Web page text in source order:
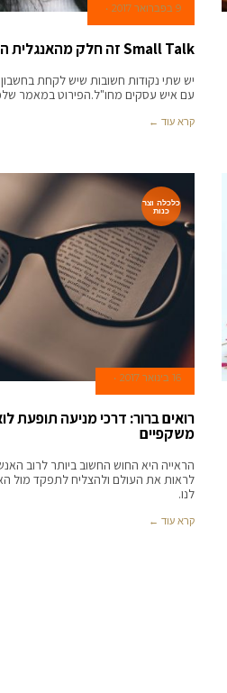
9 בפברואר 2017
Small Talk זה חלק מהאנגלית העסקית?
עם איש עסקים מחו"ל.הפירוט במאמר
קרא עוד ←
כלכלה וצר
כנות
16 בינואר 2017
רואים ברור: דרכי מניעה תופעת
משקפיים
הראייה היא החוש החשוב ביותר לרוב
לראות את העולם ולהצליח לתפקד מול
לנו.
קרא עוד ←